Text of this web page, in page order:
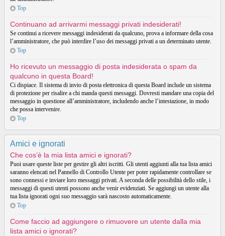
Top
Continuano ad arrivarmi messaggi privati indesiderati!
Se continui a ricevere messaggi indesiderati da qualcuno, prova a informare della cosa
l’amministratore, che può interdire l’uso dei messaggi privati a un determinato utente.
Top
Ho ricevuto un messaggio di posta indesiderata o spam da
qualcuno in questa Board!
Ci dispiace. Il sistema di invio di posta elettronica di questa Board include un sistema
di protezione per risalire a chi manda questi messaggi. Dovresti mandare una copia del
messaggio in questione all’amministratore, includendo anche l’intestazione, in modo
che possa intervenire.
Top
Amici e ignorati
Che cos’è la mia lista amici e ignorati?
Puoi usare queste liste per gestire gli altri iscritti. Gli utenti aggiunti alla tua lista amici
saranno elencati nel Pannello di Controllo Utente per poter rapidamente controllare se
sono connessi e inviare loro messaggi privati. A seconda delle possibilità dello stile, i
messaggi di questi utenti possono anche venir evidenziati. Se aggiungi un utente alla
tua lista ignorati ogni suo messaggio sarà nascosto automaticamente.
Top
Come faccio ad aggiungere o rimuovere un utente dalla mia
lista amici o ignorati?